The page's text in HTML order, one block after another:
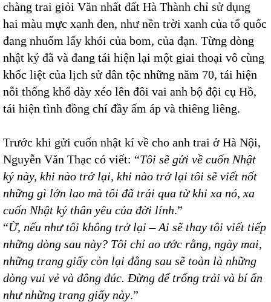
chàng trai giỏi Văn nhất đất Hà Thành chỉ sử dụng
hai màu mực xanh đen, như nền trời xanh của tổ quốc
đang nhuốm lấy khói của bom, của đạn. Từng dòng
nhật ký đã và đang tái hiện lại một giai thoại vô cùng
khốc liệt của lịch sử dân tộc những năm 70, tái hiện
nỗi thống khổ dày xéo lên đôi vai anh bộ đội cụ Hồ,
tái hiện tình đồng chí đầy ấm áp và thiêng liêng.
Trước khi gửi cuốn nhật kí về cho anh trai ở Hà Nội,
Nguyễn Văn Thạc có viết: “Tôi sẽ gửi về cuốn Nhật
ký này, khi nào trở lại, khi nào trở lại tôi sẽ viết nốt
những gì lớn lao mà tôi đã trải qua từ khi xa nó, xa
cuốn Nhật ký thân yêu của đời lính.”
“Ừ, nếu như tôi không trở lại – Ai sẽ thay tôi viết tiếp
những dòng sau này? Tôi chỉ ao ước rằng, ngày mai,
những trang giấy còn lại đằng sau sẽ toàn là những
dòng vui vẻ và đông đúc. Đừng để trống trải và bí ẩn
như những trang giấy này.”